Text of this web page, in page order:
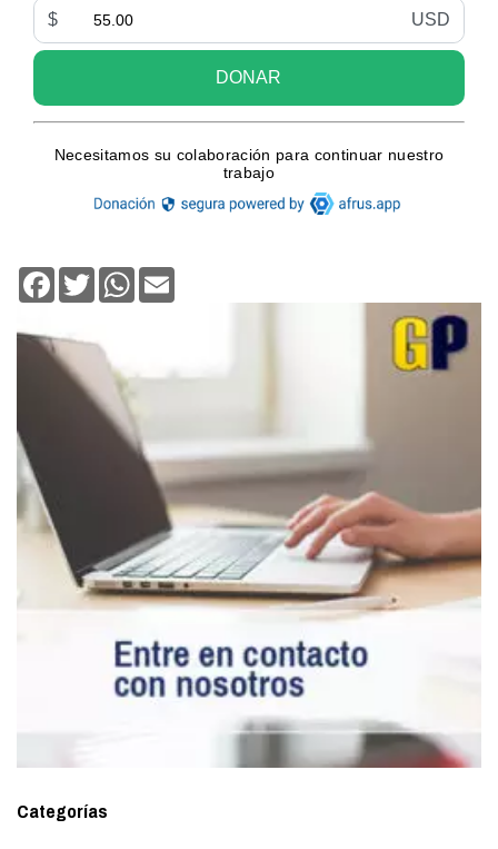
Facebook
TwitterWhatsApp
Categorías